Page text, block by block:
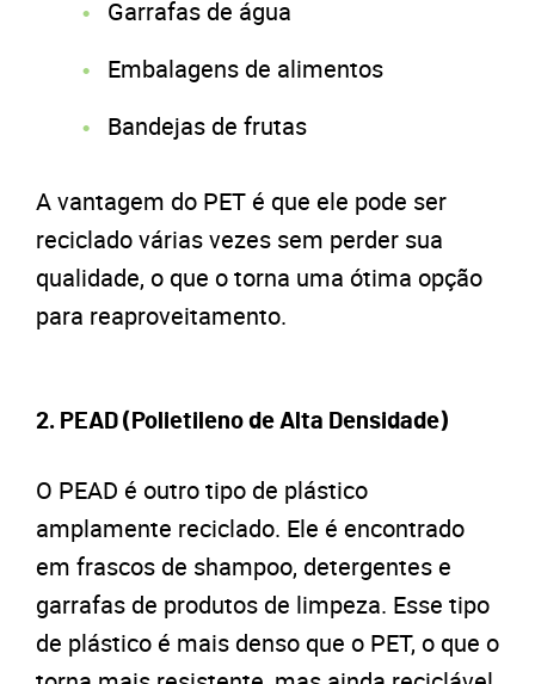
Garrafas de água
Embalagens de alimentos
Bandejas de frutas
A vantagem do PET é que ele pode ser
reciclado várias vezes sem perder sua
qualidade, o que o torna uma ótima opção
para reaproveitamento.
2. PEAD (Polietileno de Alta Densidade)
O PEAD é outro tipo de plástico
amplamente reciclado. Ele é encontrado
em frascos de shampoo, detergentes e
garrafas de produtos de limpeza. Esse tipo
de plástico é mais denso que o PET, o que o